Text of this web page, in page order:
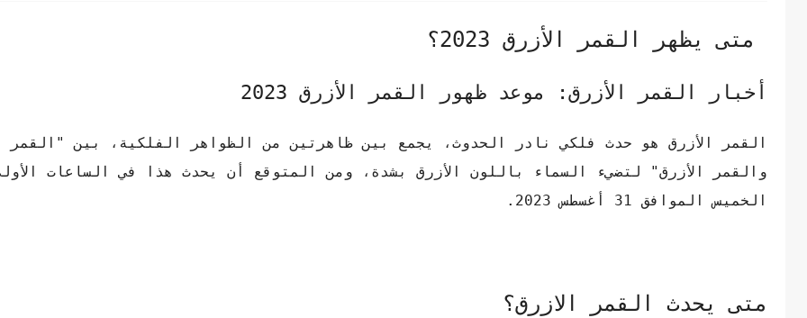
متى يظهر القمر الأزرق 2023؟
أخبار القمر الأزرق: موعد ظهور القمر الأزرق 2023
القمر الأزرق هو حدث فلكي نادر الحدوث، يجمع بين ظاهرتين من الظواهر الفلكية، بين "القمر
والقمر الأزرق" لتضيء السماء باللون الأزرق بشدة، ومن المتوقع أن يحدث هذا في الساعات
الخميس الموافق 31 أغسطس 2023.
متى يحدث القمر الازرق؟